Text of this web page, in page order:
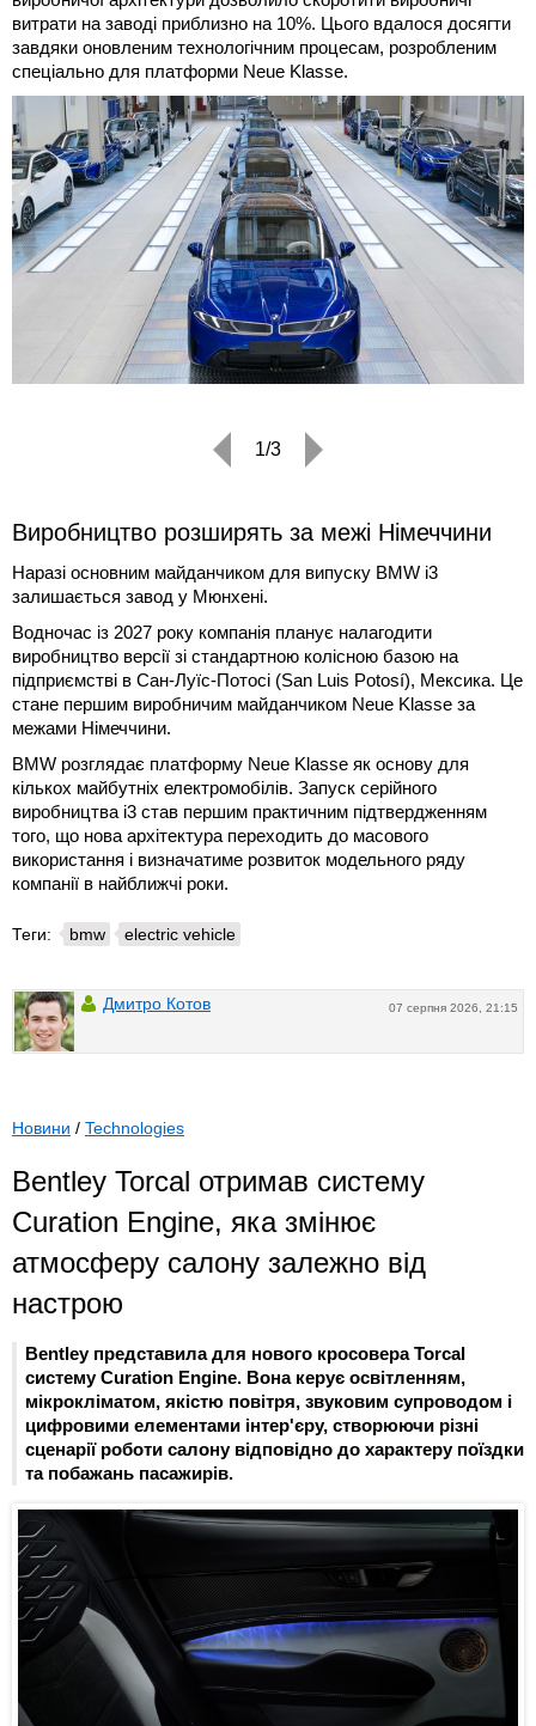
витрати на заводі приблизно на 10%. Цього вдалося досягти
завдяки оновленим технологічним процесам, розробленим
спеціально для платформи Neue Klasse.
1/3
Виробництво розширять за межі Німеччини
Наразі основним майданчиком для випуску BMW i3
залишається завод у Мюнхені.
Водночас із 2027 року компанія планує налагодити
виробництво версії зі стандартною колісною базою на
підприємстві в Сан-Луїс-Потосі (San Luis Potosí), Мексика. Це
стане першим виробничим майданчиком Neue Klasse за
межами Німеччини.
BMW розглядає платформу Neue Klasse як основу для
кількох майбутніх електромобілів. Запуск серійного
виробництва i3 став першим практичним підтвердженням
того, що нова архітектура переходить до масового
використання і визначатиме розвиток модельного ряду
компанії в найближчі роки.
Теги: bmw electric vehicle
07 серпня 2026, 21:15
Дмитро Котов
Новини / Technologies
Bentley Torcal отримав систему
Curation Engine, яка змінює
атмосферу салону залежно від
настрою
Bentley представила для нового кросовера Torcal
систему Curation Engine. Вона керує освітленням,
мікрокліматом, якістю повітря, звуковим супроводом і
цифровими елементами інтер'єру, створюючи різні
сценарії роботи салону відповідно до характеру поїздки
та побажань пасажирів.